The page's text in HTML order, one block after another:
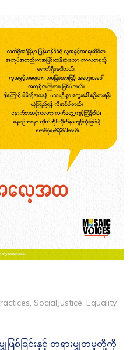
SocialJustice, Equality,
စ်ခြင်းနှင့် တရားမျှတမှုတို့ကို